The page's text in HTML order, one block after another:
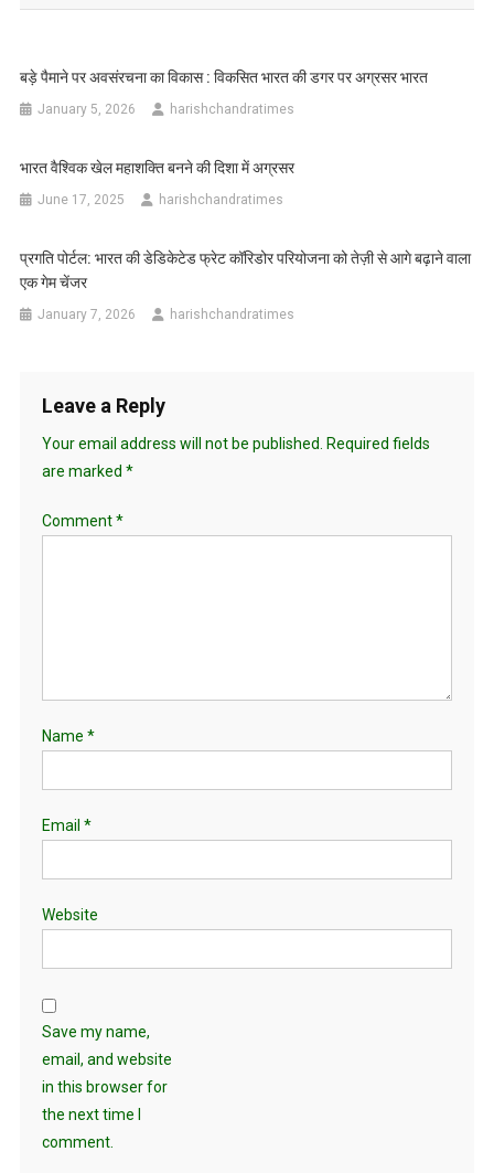
बड़े पैमाने पर अवसंरचना का विकास : विकसित भारत की डगर पर अग्रसर भारत
January 5, 2026 harishchandratimes
भारत वैश्विक खेल महाशक्ति बनने की दिशा में अग्रसर
June 17, 2025 harishchandratimes
प्रगति पोर्टल: भारत की डेडिकेटेड फ्रेट कॉरिडोर परियोजना को तेज़ी से आगे बढ़ाने वाला
एक गेम चेंजर
January 7, 2026 harishchandratimes
Leave a Reply
Your email address will not be published.
Required fields
are marked *
Comment*
Name *
Email *
Website
Save my name,
email, and website
in this browser for
the next time I
comment.